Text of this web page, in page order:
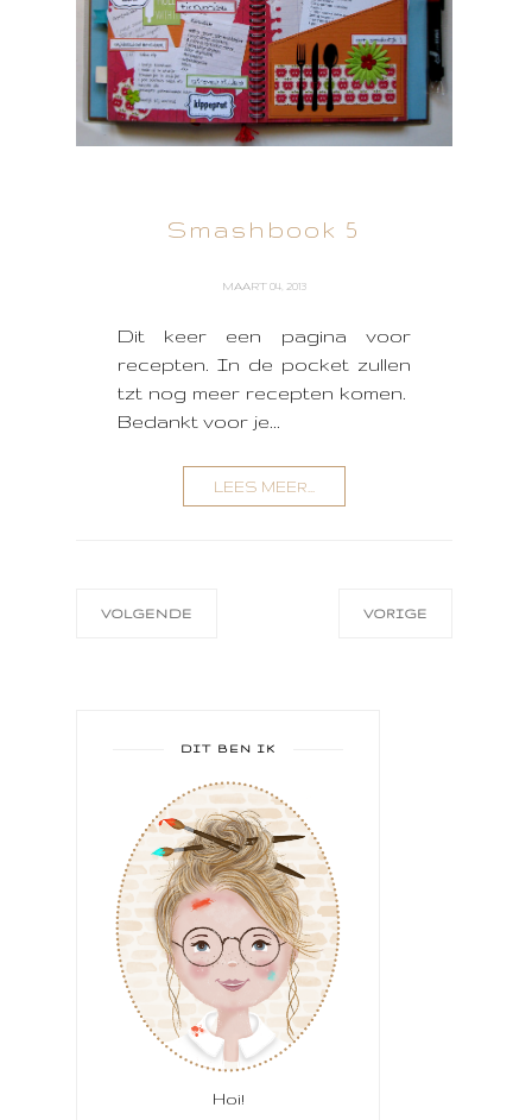
Smashbook 5
MAART 04, 2013
Dit keer een pagina voor
recepten. In de pocket zullen
tzt nog meer recepten komen.
Bedankt voor je...
LEES MEER...
VOLGENDE VORIGE
DIT BEN IK
Hoi!